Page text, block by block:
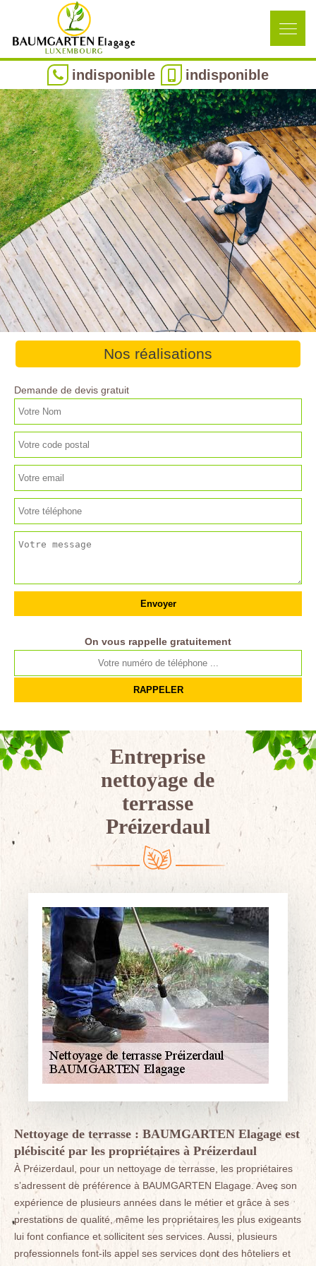
indisponible indisponible
Nos réalisations
Demande de devis gratuit
On vous rappelle gratuitement
Entreprise
nettoyage de
terrasse
Préizerdaul
Nettoyage de terrasse : BAUMGARTEN Elagage est
plébiscité par les propriétaires à Préizerdaul
À Préizerdaul, pour un nettoyage de terrasse, les propriétaires
s’adressent de préférence à BAUMGARTEN Elagage. Avec son
expérience de plusieurs années dans le métier et grâce à ses
prestations de qualité, même les propriétaires les plus exigeants
lui font confiance et sollicitent ses services. Aussi, plusieurs
professionnels font-ils appel ses services dont des hôteliers et